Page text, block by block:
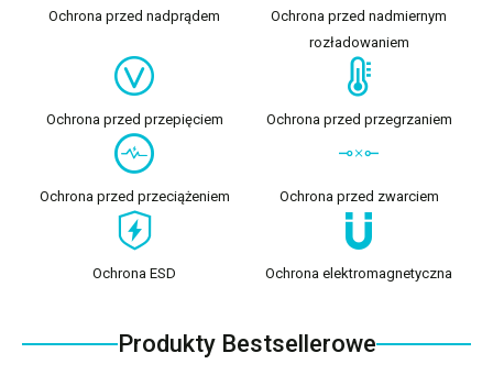
Ochrona przed nadprądem
Ochrona przed nadmiernym
rozładowaniem
Ochrona przed przepięciem Ochrona przed przegrzaniem
Ochrona przed przeciążeniem Ochrona przed zwarciem
Ochrona ESD Ochrona elektromagnetyczna
Produkty Bestsellerowe